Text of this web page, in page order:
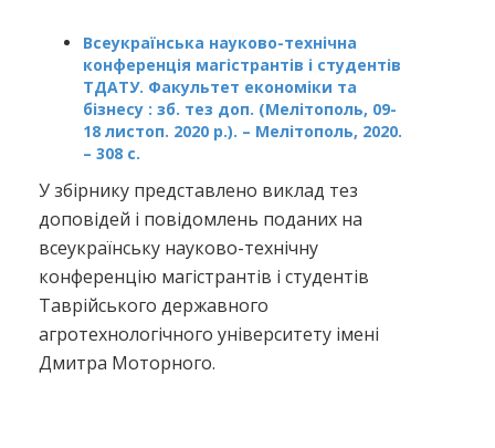
Всеукраїнська науково-технічна
конференція магістрантів і студентів
ТДАТУ. Факультет економіки та
бізнесу : зб. тез доп. (Мелітополь, 09-
18 листоп. 2020 р.). – Мелітополь, 2020.
– 308 с.
У збірнику представлено виклад тез
доповідей і повідомлень поданих на
всеукраїнську науково-технічну
конференцію магістрантів і студентів
Таврійського державного
агротехнологічного університету імені
Дмитра Моторного.